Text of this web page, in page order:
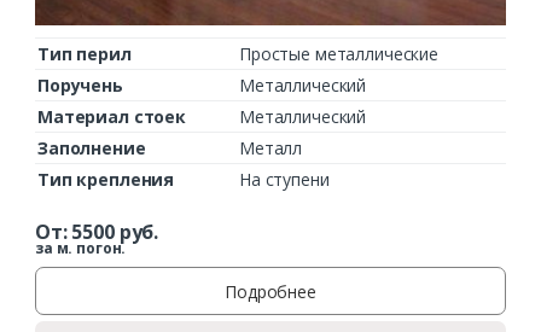
Тип перил
Простые металлические
Поручень
Металлический
Материал стоек
Металлический
Заполнение
Металл
Тип крепления
На ступени
От:5500руб.
за м. погон.
Подробнее